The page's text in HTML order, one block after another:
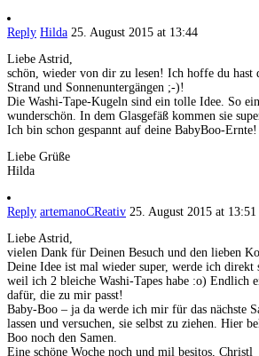
Reply Hilda 25. August 2015 at 13:44
Liebe Astrid,
schön, wieder von dir zu lesen! Ich hoffe du
Strand und Sonnenuntergängen ;-)!
Die Washi-Tape-Kugeln sind ein tolle Idee. So
wunderschön. In dem Glasgefäß kommen sie
Ich bin schon gespannt auf deine BabyBoo-Ernte!
Liebe Grüße
Hilda
Reply artemanoCReativ 25. August 2015 at 13:51
Liebe Astrid,
vielen Dank für Deinen Besuch und den lieben
Deine Idee ist mal wieder super, werde ich direkt
weil ich 2 bleiche Washi-Tapes habe :o) Endlich
dafür, die zu mir passt!
Baby-Boo – ja da werde ich mir für das nächste
lassen und versuchen, sie selbst zu ziehen. Hier
Boo noch den Samen.
Eine schöne Woche noch und mil besitos, Christl